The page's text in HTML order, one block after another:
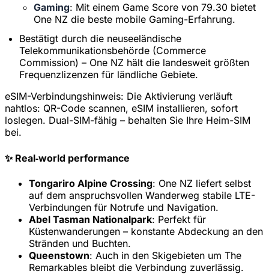
Gaming: Mit einem Game Score von 79.30 bietet
One NZ die beste mobile Gaming-Erfahrung.
Bestätigt durch die neuseeländische
Telekommunikationsbehörde (Commerce
Commission) – One NZ hält die landesweit größten
Frequenzlizenzen für ländliche Gebiete.
eSIM-Verbindungshinweis: Die Aktivierung verläuft
nahtlos: QR-Code scannen, eSIM installieren, sofort
loslegen. Dual-SIM-fähig – behalten Sie Ihre Heim-SIM
bei.
✨ Real‑world performance
Tongariro Alpine Crossing: One NZ liefert selbst
auf dem anspruchsvollen Wanderweg stabile LTE-
Verbindungen für Notrufe und Navigation.
Abel Tasman Nationalpark: Perfekt für
Küstenwanderungen – konstante Abdeckung an den
Stränden und Buchten.
Queenstown: Auch in den Skigebieten um The
Remarkables bleibt die Verbindung zuverlässig.